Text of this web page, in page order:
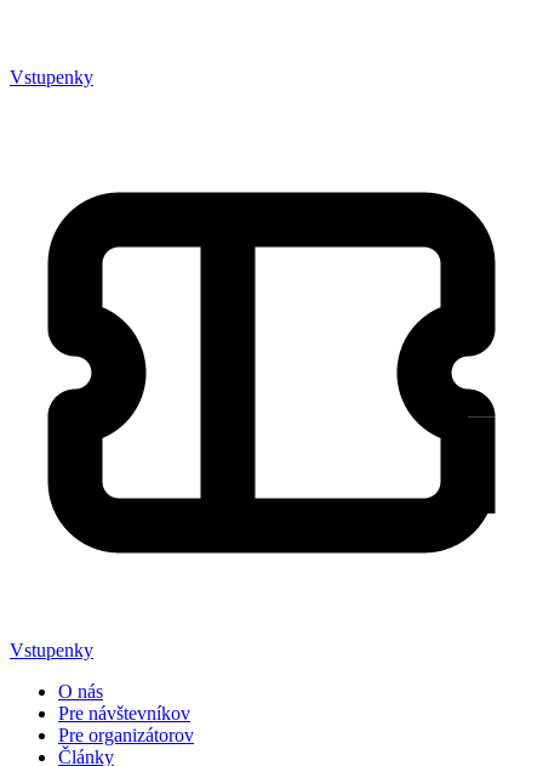
Vstupenky
Vstupenky
O nás
Pre návštevníkov
Pre organizátorov
Články